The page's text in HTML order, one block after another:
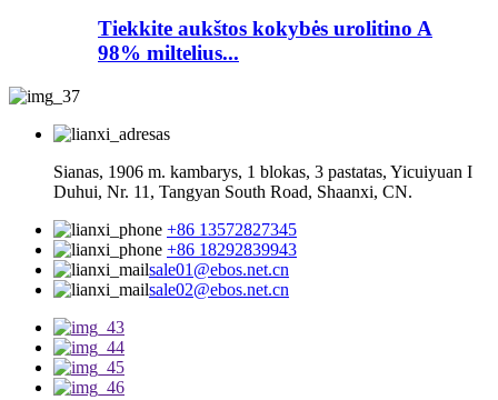
Tiekkite aukštos kokybės urolitino A
98% miltelius...
Sianas, 1906 m. kambarys, 1 blokas, 3 pastatas, Yicuiyuan I
Duhui, Nr. 11, Tangyan South Road, Shaanxi, CN.
+86 13572827345
+86 18292839943
sale01@ebos.net.cn
sale02@ebos.net.cn